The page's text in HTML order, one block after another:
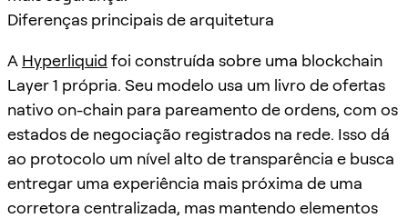
Diferenças principais de arquitetura
A Hyperliquid foi construída sobre uma blockchain
Layer 1 própria. Seu modelo usa um livro de ofertas
nativo on-chain para pareamento de ordens, com os
estados de negociação registrados na rede. Isso dá
ao protocolo um nível alto de transparência e busca
entregar uma experiência mais próxima de uma
corretora centralizada, mas mantendo elementos